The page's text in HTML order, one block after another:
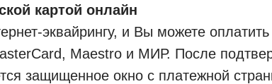
картой онлайн
эквайрингу, и Вы можете
Maestro и МИР. После
защищенное окно с платежной